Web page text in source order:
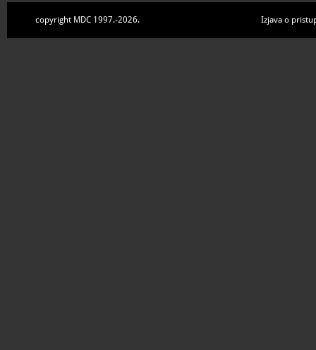
copyright MDC 1997.-2026. Izjava o